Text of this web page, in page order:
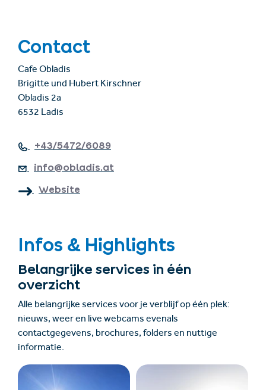
Contact
Cafe Obladis
Brigitte und Hubert Kirschner
Obladis 2a
6532 Ladis
+43/5472/6089
info@obladis.at
Website
Infos & Highlights
Belangrijke services in één
overzicht
Alle belangrijke services voor je verblijf op één plek:
nieuws, weer en live webcams evenals
contactgegevens, brochures, folders en nuttige
informatie.